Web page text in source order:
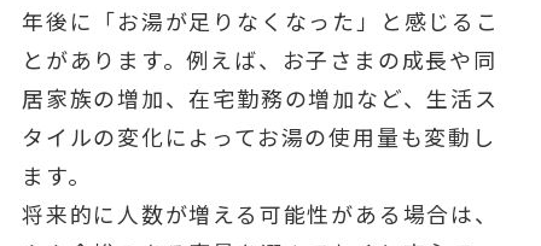
年後に「お湯が足りなくなった」と感じるこ
とがあります。例えば、お子さまの成長や同
居家族の増加、在宅勤務の増加など、生活ス
タイルの変化によってお湯の使用量も変動し
ます。
将来的に人数が増える可能性がある場合は、